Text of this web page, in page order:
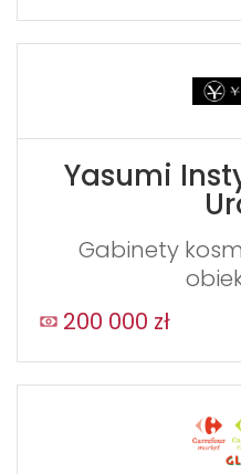
Yasumi
Gabinety
200 000 zł